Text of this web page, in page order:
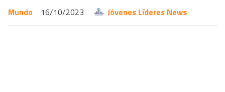
Mundo
16/10/2023 Jóvenes Líderes News